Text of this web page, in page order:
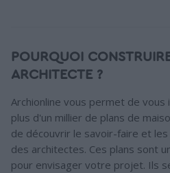
POURQUOI
ARCHITECTE ?
Archionline vous permet de vous
plus d'un millier de plans de
de découvrir le savoir-faire et
des architectes. Ces plans sont
pour envisager votre projet. Ils